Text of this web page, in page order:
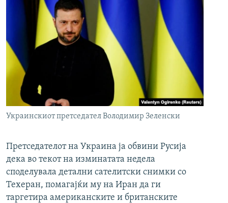
Украинскиот претседател Володимир Зеленски
Претседателот на Украина ја обвини Русија
дека во текот на изминатата недела
споделувала детални сателитски снимки со
Техеран, помагајќи му на Иран да ги
таргетира американските и британските